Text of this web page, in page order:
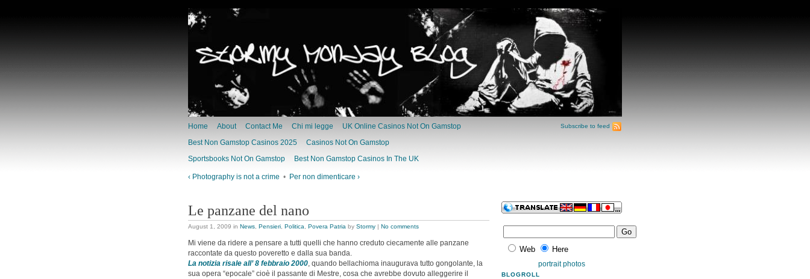
Home About Contact Me Chi mi legge
UK Online Casinos Not On Gamstop
Best Non Gamstop Casinos 2025
Casinos Not On Gamstop
Sportsbooks Not On Gamstop
Best Non Gamstop Casinos In The UK
Subscribe to feed
‹ Photography is not a crime • Per non dimenticare ›
Le panzane del nano
August 1, 2009 in News Pensieri Politica Povera Patria by Stormy | No comments
Mi viene da ridere a pensare a tutti quelli che hanno creduto ciecamente alle panzane
raccontate da questo poveretto e dalla sua banda.
La notizia risale all’ 8 febbraio 2000, quando bellachioma inaugurava tutto gongolante, la
sua opera “epocale” cioè il passante di Mestre, cosa che avrebbe dovuto alleggerire il
Web Here
portrait photos
BLOGROLL